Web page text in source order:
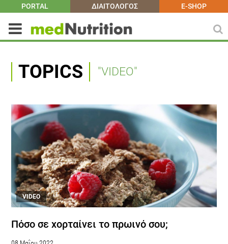
PORTAL ΔΙΑΙΤΟΛΟΓΟΣ E-SHOP
TOPICS "VIDEO"
VIDEO
Πόσο σε χορταίνει το πρωινό σου;